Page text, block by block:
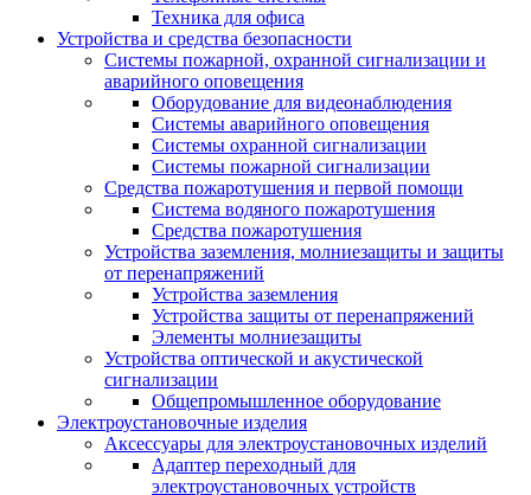
Техника для офиса
Устройства и средства безопасности
Системы пожарной, охранной сигнализации и
аварийного оповещения
Оборудование для видеонаблюдения
Системы аварийного оповещения
Системы охранной сигнализации
Системы пожарной сигнализации
Средства пожаротушения и первой помощи
Система водяного пожаротушения
Средства пожаротушения
Устройства заземления, молниезащиты и защиты
от перенапряжений
Устройства заземления
Устройства защиты от перенапряжений
Элементы молниезащиты
Устройства оптической и акустической
сигнализации
Общепромышленное оборудование
Электроустановочные изделия
Аксессуары для электроустановочных изделий
Адаптер переходный для
электроустановочных устройств